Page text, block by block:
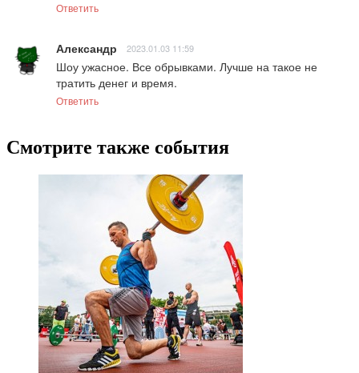
Ответить
Александр 2023.01.03 11:59
Шоу ужасное. Все обрывками. Лучше на такое не
тратить денег и время.
Ответить
Смотрите также события